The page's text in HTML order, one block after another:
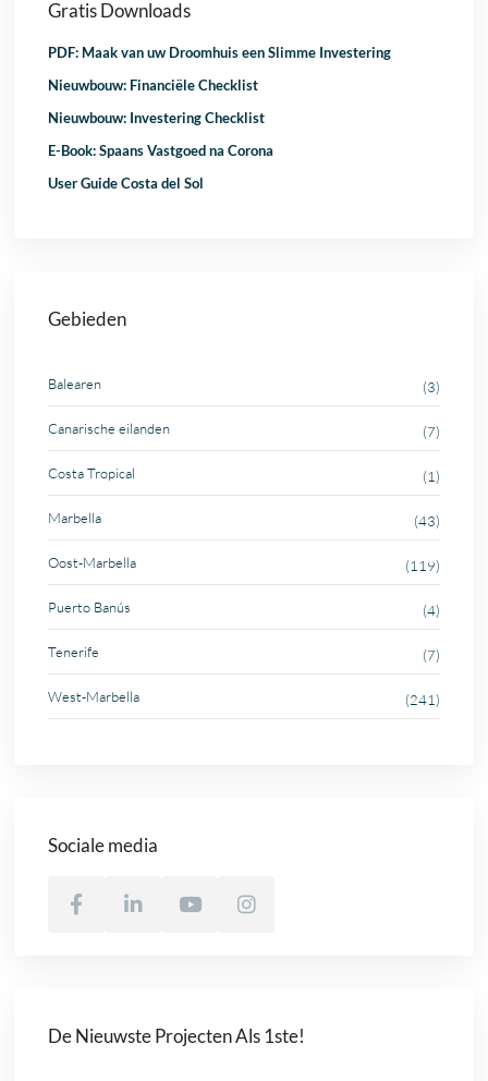
Gratis Downloads
PDF: Maak van uw Droomhuis een Slimme Investering
Nieuwbouw: Financiële Checklist
Nieuwbouw: Investering Checklist
E-Book: Spaans Vastgoed na Corona
User Guide Costa del Sol
Gebieden
Balearen (3)
Canarische eilanden (7)
Costa Tropical (1)
Marbella (43)
Oost-Marbella (119)
Puerto Banús (4)
Tenerife (7)
West-Marbella (241)
Sociale media
De Nieuwste Projecten Als 1ste!